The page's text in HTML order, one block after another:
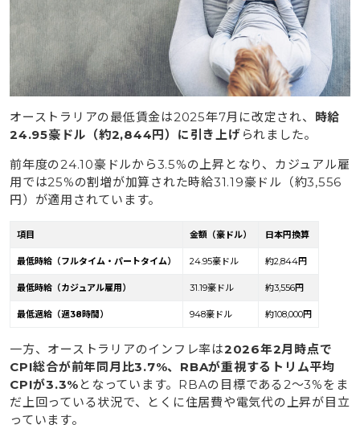
6.1 平均・最低賃金がともに日本と比べて高い
6.2
オーストラリア国内の労働力不足が深刻で高スキル
人材の求人が豊富にある
6.3 ワーホリ参加者・留学生でも働きやすい職種が多
い
6.4オーストラリアは資源国であり経済が成長し続け
ている
6.5専門スキルやビジネスレベルの英語力が身に付く
こともある
8出稼ぎ目的ではつくべきではない職業例
9稼ぐ目的ではオーストラリアでの支出を抑えよう！現地
在住が教える節約術
10
【重要】オーストラリアの出稼ぎ留学でより大きく稼
ぐカギは働く前に英語力をなるべく高めること
11オーストラリアの出稼ぎ前に英語力を高める方法を紹介
11.1 日本にいる時期からオンライン英会話・英会話コ
オーストラリアの最低賃金は2025年7月に改定され、 時給
24.95豪ドル（約2,844円）に引き上げ られました。
前年度の24.10豪ドルから3.5%の上昇となり、カジュアル雇
用では25%の割増が加算された時給31.19豪ドル（約3,556
円）が適用されています。
項目 金額（豪ドル） 日本円換算
最低時給（フルタイム・パートタイム） 24.95豪ドル 約2,844円
最低時給（カジュアル雇用） 31.19豪ドル 約3,556円
最低週給（週38時間） 948豪ドル 約108,000円
一方、オーストラリアのインフレ率は2026年2月時点で
CPI総合が前年同月比3.7%、RBAが重視するトリム平均
CPIが3.3% となっています。RBAの目標である2〜3%をま
だ上回っている状況で、とくに住居費や電気代の上昇が目立
っています。